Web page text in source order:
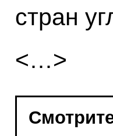
стран
<…>